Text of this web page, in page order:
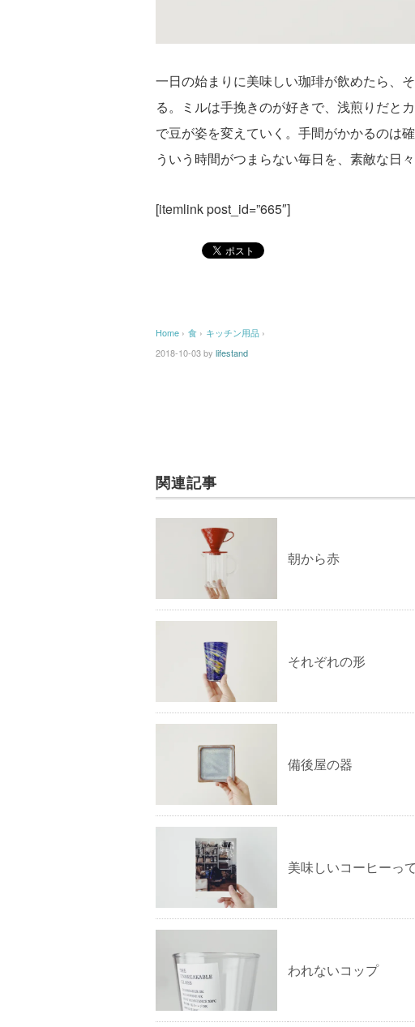
一日の始まりに美味しい珈琲が飲めたら、
る。ミルは手挽きのが好きで、浅煎りだと
で豆が姿を変えていく。手間がかかるのは
ういう時間がつまらない毎日を、素敵な日
[itemlink post_id=”665″]
Home › 食 › キッチン用品 ›
2018-10-03by lifestand
関連記事
朝から赤
それぞれの形
備後屋の器
美味しいコーヒーっ
われないコップ